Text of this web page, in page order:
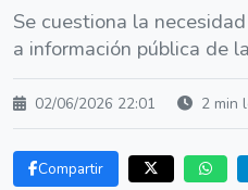
Se cuestiona la
a información pública de
02/06/2026 22:01 2 min
Compartir